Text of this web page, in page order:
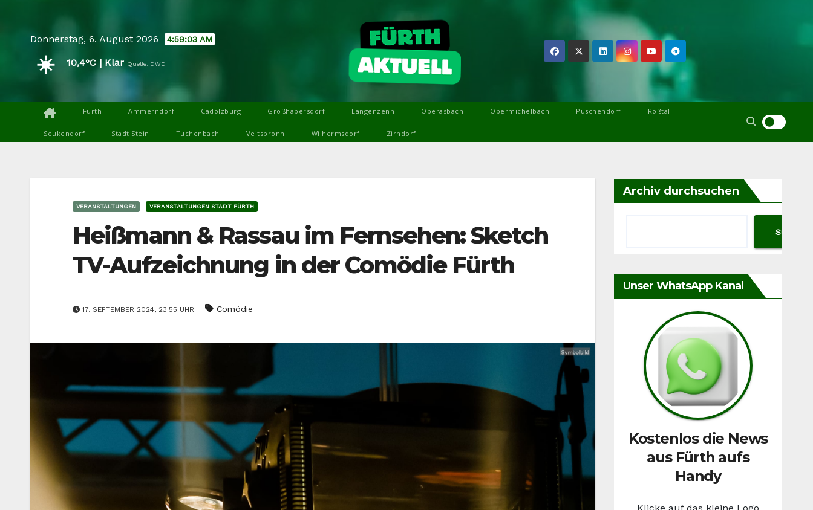
contentDonnerstag, 6. August 2026 4:59:05 AM
☀️ 10,4°C | Klar Quelle: DWD
Fürth Ammerndorf Cadolzburg Großhabersdorf Langenzenn Oberasbach Obermichelbach Puschendorf Roßtal
Seukendorf Stadt Stein Tuchenbach Veitsbronn Wilhermsdorf Zirndorf
VERANSTALTUNGEN VERANSTALTUNGEN STADT FÜRTH
Heißmann & Rassau im Fernsehen: Sketch
TV-Aufzeichnung in der Comödie Fürth
17. SEPTEMBER 2024, 23:55 UHR Comödie
Archiv durchsuchen
Suchen
Unser WhatsApp Kanal
Kostenlos die News
aus Fürth aufs
Handy
Klicke auf das kleine Logo